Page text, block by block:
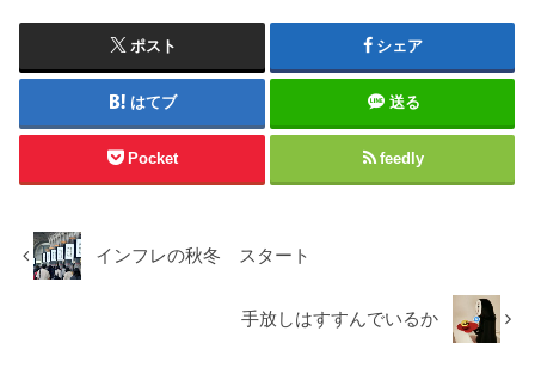
ポスト シェア
はてブ 送る
Pocket feedly
インフレの秋冬 スタート
手放しはすすんでいるか